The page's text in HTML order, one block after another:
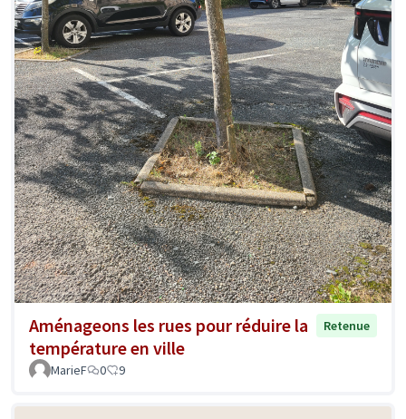
Aménageons les rues pour réduire la
température en ville
Retenue
MarieF 0 9